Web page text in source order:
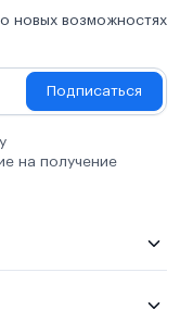
новых возможностях
Подписаться
на получение